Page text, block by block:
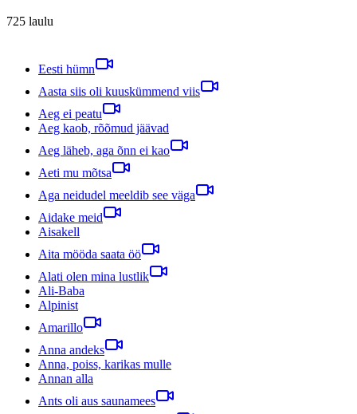
725 laulu
Eesti hümn
Aasta siis oli kuuskümmend viis
Aeg ei peatu
Aeg kaob, rõõmud jäävad
Aeg läheb, aga õnn ei kao
Aeti mu mõtsa
Aga neidudel meeldib see väga
Aidake meid
Aisakell
Aita mööda saata öö
Alati olen mina lustlik
Ali-Baba
Alpinist
Amarillo
Anna andeks
Anna, poiss, karikas mulle
Annan alla
Ants oli aus saunamees